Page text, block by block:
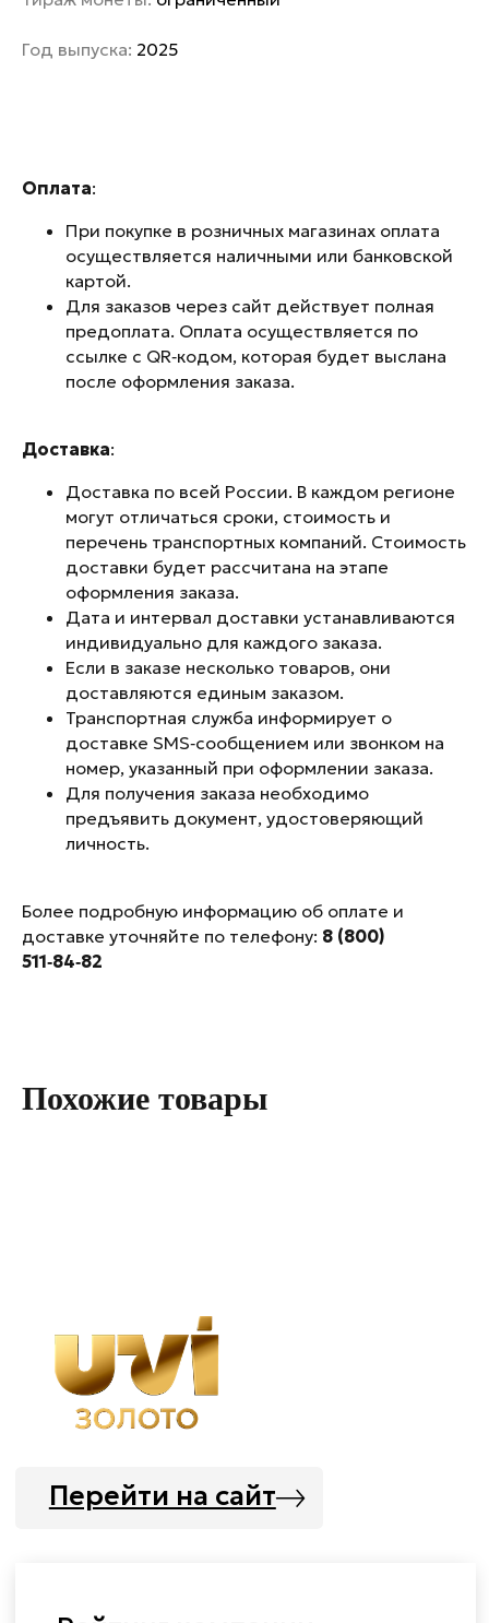
Год выпуска: 2025
Оплата:
При покупке в розничных магазинах оплата
осуществляется наличными или банковской
картой.
Для заказов через сайт действует полная
предоплата. Оплата осуществляется по
ссылке с QR‑кодом, которая будет выслана
после оформления заказа.
Доставка:
Доставка по всей России. В каждом регионе
могут отличаться сроки, стоимость и
перечень транспортных компаний. Стоимость
доставки будет рассчитана на этапе
оформления заказа.
Дата и интервал доставки устанавливаются
индивидуально для каждого заказа.
Если в заказе несколько товаров, они
доставляются единым заказом.
Транспортная служба информирует о
доставке SMS‑сообщением или звонком на
номер, указанный при оформлении заказа.
Для получения заказа необходимо
предъявить документ, удостоверяющий
личность.
Более подробную информацию об оплате и
доставке уточняйте по телефону: 8 (800)
511‑84‑82
Похожие товары
Телеграм Youtube
Перейти на сайт
8 (800) 511-84-82
«ООО «Телеритейл» Адрес и место
нахождения: 127521, г. Москва, ул. Веткина,
4, этаж 4, пом. XIII, ком 45,
ОГРН 1167746483090, ИНН 9717026658.
Не является офертой. В виду динамичных биржевых
котировок на драгоценные металлы цена инвестиционных
уточняйте у менеджера.
Обратный
выкуп
Полезные видео
Отзывы
Вопросы/ответы
Рейтинг компании